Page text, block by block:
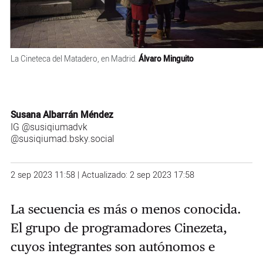
La Cineteca del Matadero, en Madrid. Álvaro Minguito
Susana Albarrán Méndez
IG @susiqiumadvk
@susiqiumad.bsky.social
2 sep 2023 11:58 | Actualizado: 2 sep 2023 17:58
La secuencia es más o menos conocida.
El grupo de programadores Cinezeta,
cuyos integrantes son autónomos e